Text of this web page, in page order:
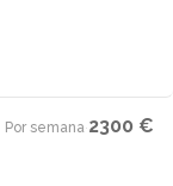
Por semana·2300 €